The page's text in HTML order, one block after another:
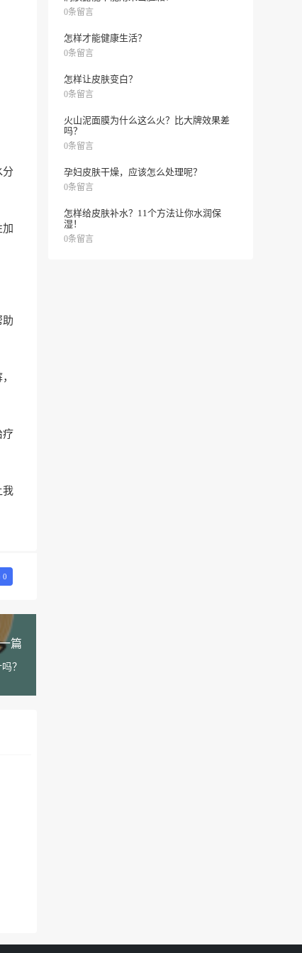
分
助
疗
我
0
篇
？
0条留言
怎样才能健康生活？
0条留言
怎样让皮肤变白？
0条留言
火山泥面膜为什么这么火？比大牌效果差
吗？
0条留言
孕妇皮肤干燥，应该怎么处理呢？
0条留言
怎样给皮肤补水？11个方法让你水润保
湿！
0条留言